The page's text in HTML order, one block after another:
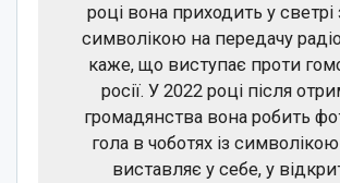
році вона приходить у
символікою на передачу радіо
каже, що виступає проти
росії. У 2022 році після
громадянства вона робить
гола в чоботях із
виставляє у себе, у